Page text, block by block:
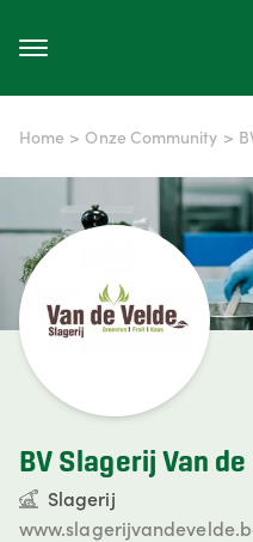
Home > Onze Community >
BV Slagerij Van
Slagerij